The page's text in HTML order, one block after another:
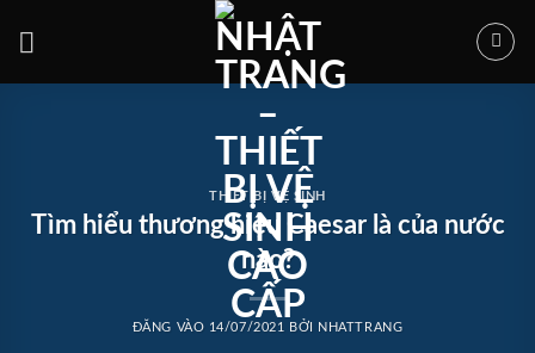
THIẾT BỊ VỆ SINH
Tìm hiểu thương hiệu Caesar là của nước
nào?
ĐĂNG VÀO 14/07/2021 BỞI NHATTRANG